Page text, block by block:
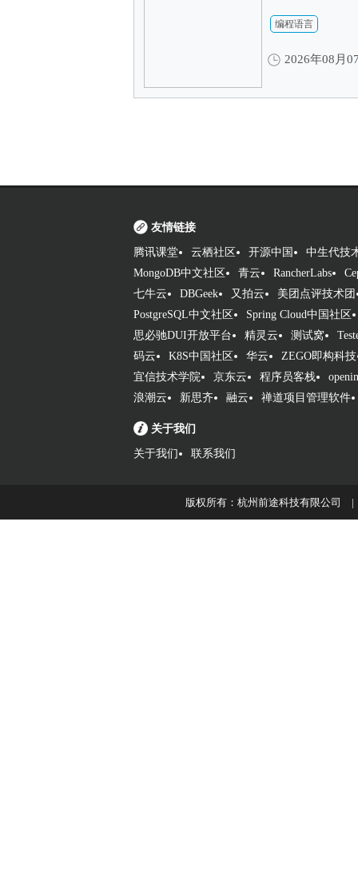
编程语言
2026年08月
友情链接
腾讯课堂 云栖社区 开源中国
中生代技
MongoDB中文社区
青云 RancherLabs
七牛云
DBGeek 又拍云
美团点评技术团
PostgreSQL中文社区
Spring Cloud中国社区
思必驰DUI开放平台
精灵云 测试窝
码云
K8S中国社区 华云
ZEGO即构科技
宜信技术学院
京东云 程序员客栈
浪潮云
新思齐 融云 禅道项目管理软件
关于我们
关于我们 联系我们
版权所有：杭州前途科技有限公